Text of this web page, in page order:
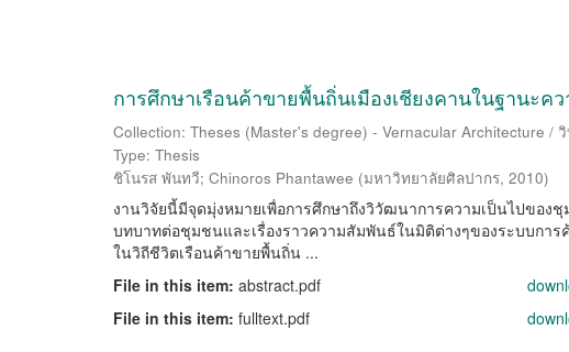
การศึกษาเรือนค้าขายพื้นถิ่นเมืองเชียงคานในฐานะค
Collection: Theses (Master's degree) - Vernacular Architecture
Type: Thesis
ชิโนรส พันทวี; Chinoros Phantawee (มหาวิทยาลัยศิลปากร, 2010)
งานวิจัยนี้มีจุดมุ่งหมายเพื่อการศึกษาถึงวิวัฒนาการความเป็นไปของ
บทบาทต่อชุมชนและเรื่องราวความสัมพันธ์ในมิติต่างๆของระบบกา
ในวิถีชีวิตเรือนค้าขายพื้นถิ่น ...
File in this item: abstract.pdf
File in this item: fulltext.pdf